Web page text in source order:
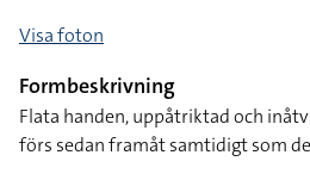
Visa foton
Formbeskrivning
Flata handen, uppåtriktad och
förs sedan framåt samtidigt som